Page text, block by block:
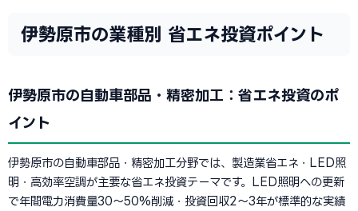
伊勢原市の業種別 省エネ投資ポイント
伊勢原市の自動車部品・精密加工：省エネ投資のポ
イント
伊勢原市の自動車部品・精密加工分野では、製造業省エネ・LED照
明・高効率空調が主要な省エネ投資テーマです。LED照明への更新
で年間電力消費量30〜50%削減・投資回収2〜3年が標準的な実績